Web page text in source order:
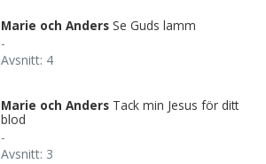
Marie och Anders Se Guds lamm
-
Avsnitt: 4
Marie och Anders Tack min Jesus för ditt
blod
-
Avsnitt: 3